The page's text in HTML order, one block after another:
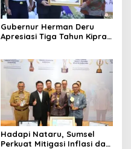
Gubernur Herman Deru
Apresiasi Tiga Tahun Kiprah
Negara
Hadapi Nataru, Sumsel
Perkuat Mitigasi Inflasi dan